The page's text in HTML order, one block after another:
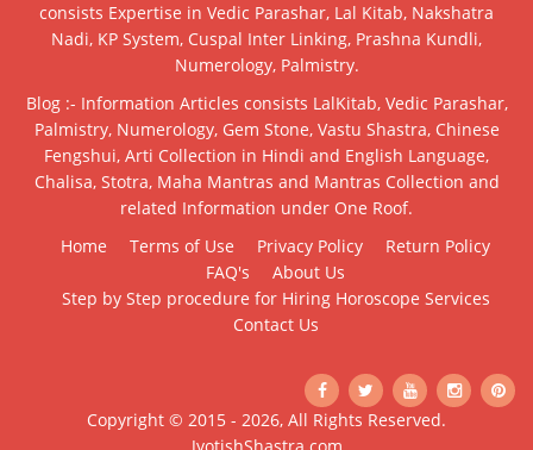
consists Expertise in Vedic Parashar, Lal Kitab, Nakshatra
Nadi, KP System, Cuspal Inter Linking, Prashna Kundli,
Numerology, Palmistry.
Blog :- Information Articles consists LalKitab, Vedic Parashar,
Palmistry, Numerology, Gem Stone, Vastu Shastra, Chinese
Fengshui, Arti Collection in Hindi and English Language,
Chalisa, Stotra, Maha Mantras and Mantras Collection and
related Information under One Roof.
Home
Terms of Use Privacy Policy
Return Policy
FAQ's
About Us
Step by Step procedure for Hiring Horoscope Services
Contact Us
Copyright © 2015 - 2026, All Rights Reserved.